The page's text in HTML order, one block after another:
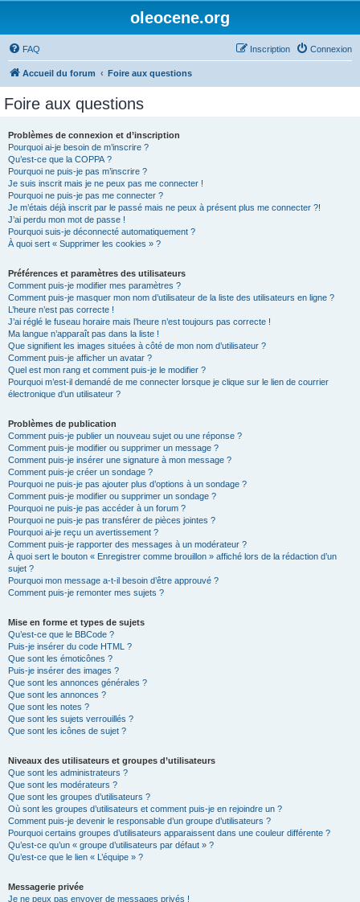
oleocene.org
FAQ Connexion
Inscription
Accueil du forum Foire aux questions
Foire aux questions
Problèmes de connexion et d’inscription
Pourquoi ai-je besoin de m’inscrire ?
Qu’est-ce que la COPPA ?
Pourquoi ne puis-je pas m’inscrire ?
Je suis inscrit mais je ne peux pas me connecter !
Pourquoi ne puis-je pas me connecter ?
Je m’étais déjà inscrit par le passé mais ne peux à présent plus me connecter ?!
J’ai perdu mon mot de passe !
Pourquoi suis-je déconnecté automatiquement ?
À quoi sert « Supprimer les cookies » ?
Préférences et paramètres des utilisateurs
Comment puis-je modifier mes paramètres ?
Comment puis-je masquer mon nom d’utilisateur de la liste des utilisateurs en ligne ?
L’heure n’est pas correcte !
J’ai réglé le fuseau horaire mais l’heure n’est toujours pas correcte !
Ma langue n’apparaît pas dans la liste !
Que signifient les images situées à côté de mon nom d’utilisateur ?
Comment puis-je afficher un avatar ?
Quel est mon rang et comment puis-je le modifier ?
Pourquoi m’est-il demandé de me connecter lorsque je clique sur le lien de courrier
électronique d’un utilisateur ?
Problèmes de publication
Comment puis-je publier un nouveau sujet ou une réponse ?
Comment puis-je modifier ou supprimer un message ?
Comment puis-je insérer une signature à mon message ?
Comment puis-je créer un sondage ?
Pourquoi ne puis-je pas ajouter plus d’options à un sondage ?
Comment puis-je modifier ou supprimer un sondage ?
Pourquoi ne puis-je pas accéder à un forum ?
Pourquoi ne puis-je pas transférer de pièces jointes ?
Pourquoi ai-je reçu un avertissement ?
Comment puis-je rapporter des messages à un modérateur ?
À quoi sert le bouton « Enregistrer comme brouillon » affiché lors de la rédaction d’un
sujet ?
Pourquoi mon message a-t-il besoin d’être approuvé ?
Comment puis-je remonter mes sujets ?
Mise en forme et types de sujets
Qu’est-ce que le BBCode ?
Puis-je insérer du code HTML ?
Que sont les émoticônes ?
Puis-je insérer des images ?
Que sont les annonces générales ?
Que sont les annonces ?
Que sont les notes ?
Que sont les sujets verrouillés ?
Que sont les icônes de sujet ?
Niveaux des utilisateurs et groupes d’utilisateurs
Que sont les administrateurs ?
Que sont les modérateurs ?
Que sont les groupes d’utilisateurs ?
Où sont les groupes d’utilisateurs et comment puis-je en rejoindre un ?
Comment puis-je devenir le responsable d’un groupe d’utilisateurs ?
Pourquoi certains groupes d’utilisateurs apparaissent dans une couleur différente ?
Qu’est-ce qu’un « groupe d’utilisateurs par défaut » ?
Qu’est-ce que le lien « L’équipe » ?
Messagerie privée
Je ne peux pas envoyer de messages privés !